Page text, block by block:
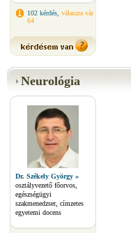
102 kérdés, válaszra vár
64
Neurológia
Dr. Székely György »
osztályvezető főorvos,
egészségügyi
szakmenedzser, címzetes
egyetemi docens